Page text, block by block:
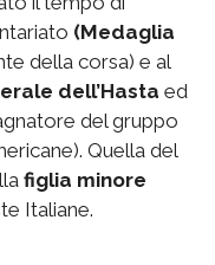
(Medaglia
della corsa) e al
dell’Hasta ed
del gruppo
Quella del
figlia minore
Italiane.